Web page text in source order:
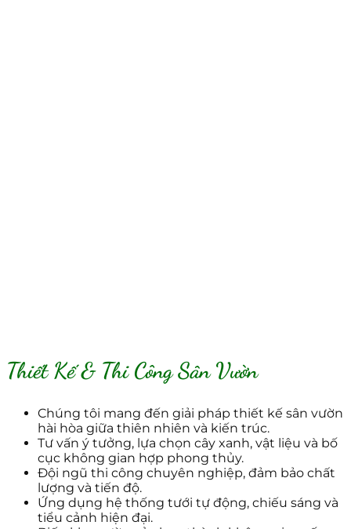
Thiết Kế & Thi Công Sân Vườn
Chúng tôi mang đến giải pháp thiết kế sân vườn
hài hòa giữa thiên nhiên và kiến trúc.
Tư vấn ý tưởng, lựa chọn cây xanh, vật liệu và bố
cục không gian hợp phong thủy.
Đội ngũ thi công chuyên nghiệp, đảm bảo chất
lượng và tiến độ.
Ứng dụng hệ thống tưới tự động, chiếu sáng và
tiểu cảnh hiện đại.